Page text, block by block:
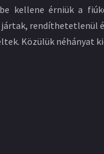
kellene érniük a
rendíthetetlenül
Közülük néhányat